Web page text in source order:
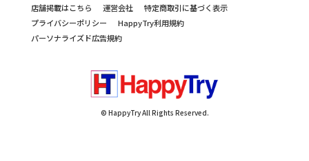
店舗掲載はこちら
運営会社
特定商取引に基づく表示
プライバシーポリシー
HappyTry利用規約
パーソナライズド広告規約
© HappyTry All Rights Reserved.